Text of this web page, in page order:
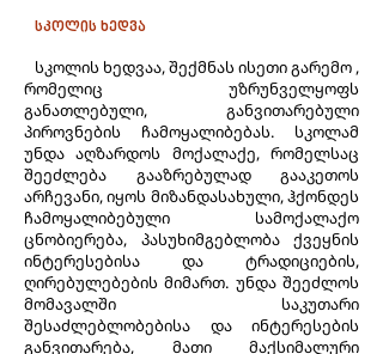
სკოლის ხედვა
სკოლის ხედვაა, შექმნას ისეთი გარემო ,
რომელიც უზრუნველყოფს
განათლებული, განვითარებული
პიროვნების ჩამოყალიბებას. სკოლამ
უნდა აღზარდოს მოქალაქე, რომელსაც
შეეძლება გააზრებულად გააკეთოს
არჩევანი, იყოს მიზანდასახული, ჰქონდეს
ჩამოყალიბებული სამოქალაქო
ცნობიერება, პასუხიმგებლობა ქვეყნის
ინტერესებისა და ტრადიციების,
ღირებულებების მიმართ. უნდა შეეძლოს
მომავალში საკუთარი
შესაძლებლობებისა და ინტერესების
განვითარება, მათი მაქსიმალური